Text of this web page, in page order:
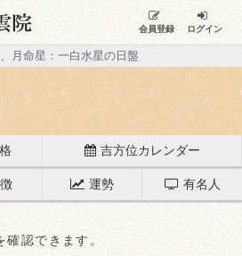
会員登録 ログイン
月命星：一白水星の日盤
吉方位カレンダー
運勢 有名人
確認できます。